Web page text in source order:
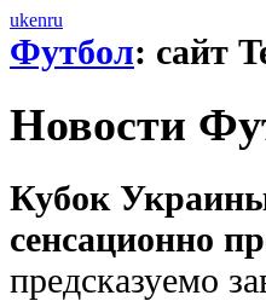
ukenru
Футбол: сайт
Новости
Кубок
сенсационно
предсказуемо